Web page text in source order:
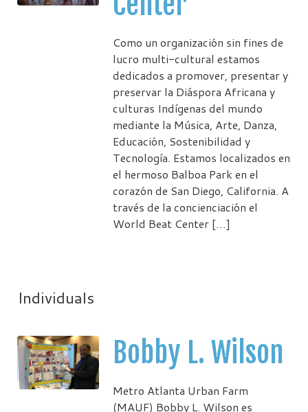
Como un organización sin fines de
lucro multi-cultural estamos
dedicados a promover, presentar y
preservar la Diáspora Africana y
culturas Indígenas del mundo
mediante la Música, Arte, Danza,
Educación, Sostenibilidad y
Tecnología. Estamos localizados en
el hermoso Balboa Park en el
corazón de San Diego, California. A
través de la concienciación el
World Beat Center […]
Individuals
Bobby L. Wilson
Metro Atlanta Urban Farm
(MAUF) Bobby L. Wilson es